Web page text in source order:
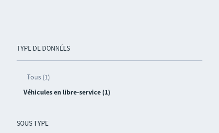
TYPE DE DONNÉES
Tous (1)
Véhicules en libre-service (1)
SOUS-TYPE